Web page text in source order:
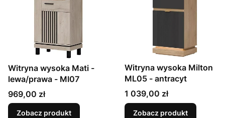
Witryna wysoka Mati -
lewa/prawa - MI07
Cena
969,00 zł
Zobacz produkt
Witryna wysoka Milton
ML05 - antracyt
Cena
1 039,00 zł
Zobacz produkt